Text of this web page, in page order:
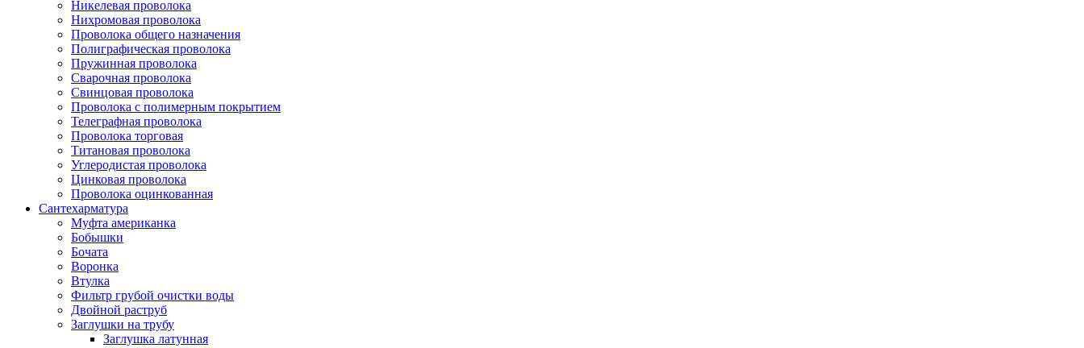
Никелевая проволока
Нихромовая проволока
Проволока общего назначения
Полиграфическая проволока
Пружинная проволока
Сварочная проволока
Свинцовая проволока
Проволока с полимерным покрытием
Телеграфная проволока
Проволока торговая
Титановая проволока
Углеродистая проволока
Цинковая проволока
Проволока оцинкованная
Сантехарматура
Муфта американка
Бобышки
Бочата
Воронка
Втулка
Фильтр грубой очистки воды
Двойной раструб
Заглушки на трубу
Заглушка латунная